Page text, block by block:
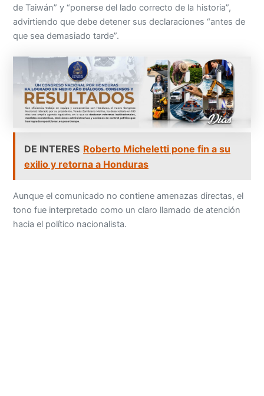
de Taiwán” y “ponerse del lado correcto de la historia”,
advirtiendo que debe detener sus declaraciones “antes de
que sea demasiado tarde”.
DE INTERES Roberto Micheletti pone fin a su
exilio y retorna a Honduras
Aunque el comunicado no contiene amenazas directas, el
tono fue interpretado como un claro llamado de atención
hacia el político nacionalista.